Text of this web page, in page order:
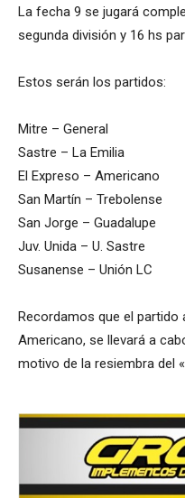
La fecha 9 se jugará
segunda división y 16 hs
Estos serán los partidos:
Mitre – General
Sastre – La Emilia
El Expreso – Americano
San Martín – Trebolense
San Jorge – Guadalupe
Juv. Unida – U. Sastre
Susanense – Unión LC
Recordamos que el partido
Americano, se llevará a
motivo de la resiembra del